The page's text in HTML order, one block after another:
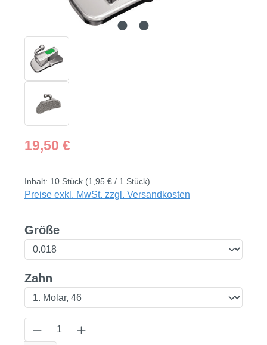
Regulärer Preis:
19,50 €
Inhalt: 10 Stück (1,95 € / 1 Stück)
Preise exkl. MwSt. zzgl. Versandkosten
Größeauswählen
Zahn
Produkt Anzahl: Gib den gewünschten